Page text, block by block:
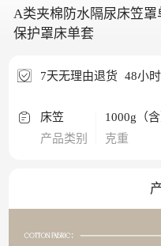
A类夹棉防水隔尿床笠
保护罩床单套
7天无理由退货 48小
床笠
产品类别
1000g（
克重